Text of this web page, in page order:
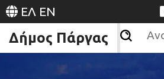
ΕΛ EN
Δήμος Πάργας